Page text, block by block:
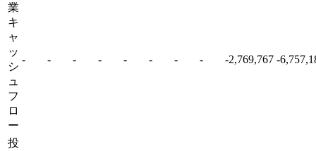
業
キ
ャ
ッ
シ
ュ
フ
ロ
ー
- - - - - - - - -2,769,767 -
投